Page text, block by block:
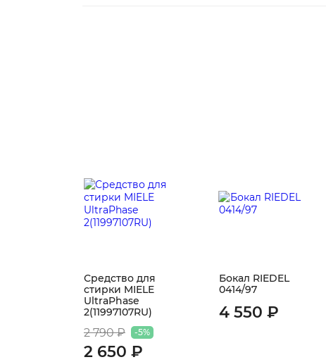
Средство для
стирки MIELE
UltraPhase
2(11997107RU)
2 790 ₽ -5%
2 650 ₽
Бокал RIEDEL
0414/97
4 550 ₽